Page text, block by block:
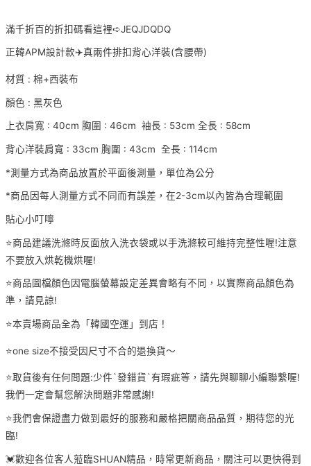
滿千折百的折扣碼看這裡➪JEQJDQDQ
正韓APM設計款✈️真兩件排扣背心洋裝(含腰帶)
材質 : 棉+西裝布
顏色 : 黑灰色
上衣肩寬 : 40cm 胸圍 : 46cm 袖長 : 53cm 全長 : 58cm
背心洋裝肩寬 : 33cm 胸圍 : 43cm 全長 : 114cm
*測量方式為商品放置於平面後測量，單位為公分
*商品因每人測量方式不同而有誤差，在2-3cm以內皆為合理範圍
貼心小叮嚀
⭐️商品建議洗滌時反面放入洗衣袋或以手洗滌較可維持完整性喔!注意
不要放入烘乾機烘喔!
⭐️商品圖檔顏色因電腦螢幕設定差異會略有不同，以實際商品顏色為
準，請見諒!
⭐️本賣場商品全為「韓國空運」到店！
⭐️one size不接受因尺寸不合的退換貨～
⭐️取貨後有任何問題:少件`發錯貨`有瑕疵等，請先與聊聊小編聯繫喔!
我們一定會幫您解決問題非常感謝!
⭐️我們會保證盡力做到最好的服務和嚴格把關商品品質，期待您的光
臨!
💓歡迎各位客人蒞臨SHUAN精品，時常更新商品，關注可以更快得到